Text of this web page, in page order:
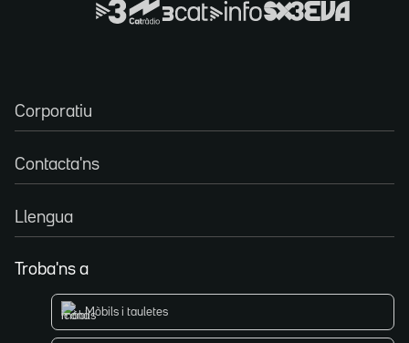
Corporatiu
Contacta'ns
Llengua
Troba'ns a
Mòbils i tauletes